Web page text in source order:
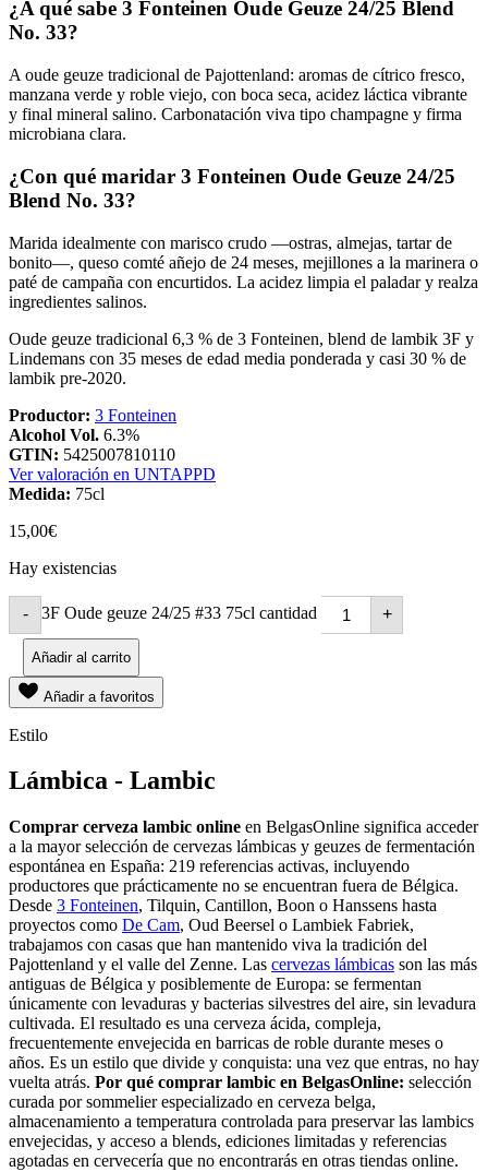
¿A qué sabe 3 Fonteinen Oude Geuze 24/25 Blend
No. 33?
A oude geuze tradicional de Pajottenland: aromas de cítrico fresco,
manzana verde y roble viejo, con boca seca, acidez láctica vibrante
y final mineral salino. Carbonatación viva tipo champagne y firma
microbiana clara.
¿Con qué maridar 3 Fonteinen Oude Geuze 24/25
Blend No. 33?
Marida idealmente con marisco crudo —ostras, almejas, tartar de
bonito—, queso comté añejo de 24 meses, mejillones a la marinera o
paté de campaña con encurtidos. La acidez limpia el paladar y realza
ingredientes salinos.
Oude geuze tradicional 6,3 % de 3 Fonteinen, blend de lambik 3F y
Lindemans con 35 meses de edad media ponderada y casi 30 % de
lambik pre-2020.
Productor: 3 Fonteinen
Alcohol Vol. 6.3%
GTIN: 5425007810110
Ver valoración en UNTAPPD
Medida: 75cl
15,00€
Hay existencias
- 3F Oude geuze 24/25 #33 75cl cantidad +
Añadir al carrito
Añadir a favoritos
Estilo
Lámbica - Lambic
Comprar cerveza lambic online en BelgasOnline significa acceder
a la mayor selección de cervezas lámbicas y geuzes de fermentación
espontánea en España: 219 referencias activas, incluyendo
productores que prácticamente no se encuentran fuera de Bélgica.
Desde 3 Fonteinen, Tilquin, Cantillon, Boon o Hanssens hasta
proyectos como De Cam, Oud Beersel o Lambiek Fabriek,
trabajamos con casas que han mantenido viva la tradición del
Pajottenland y el valle del Zenne. Las cervezas lámbicas son las más
antiguas de Bélgica y posiblemente de Europa: se fermentan
únicamente con levaduras y bacterias silvestres del aire, sin levadura
cultivada. El resultado es una cerveza ácida, compleja,
frecuentemente envejecida en barricas de roble durante meses o
años. Es un estilo que divide y conquista: una vez que entras, no hay
vuelta atrás. Por qué comprar lambic en BelgasOnline: selección
curada por sommelier especializado en cerveza belga,
almacenamiento a temperatura controlada para preservar las lambics
envejecidas, y acceso a blends, ediciones limitadas y referencias
agotadas en cervecería que no encontrarás en otras tiendas online.